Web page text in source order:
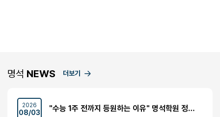
명석 NEWS 더보기
2026
08/03 "수능 1주 전까지 등원하는 이유" 명석학원 정시반 개강 안내 (성수고·경일고·무학여고·대광고 등)